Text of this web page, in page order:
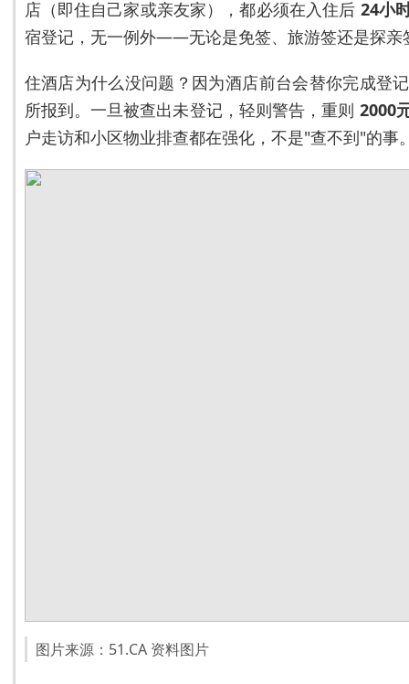
店（即住自己家或亲友家），都必须在入住后 24小
宿登记，无一例外——无论是免签、旅游签还是探亲
住酒店为什么没问题？因为酒店前台会替你完成登
所报到。一旦被查出未登记，轻则警告，重则 2000
户走访和小区物业排查都在强化，不是"查不到"的事
图片来源：51.CA 资料图片